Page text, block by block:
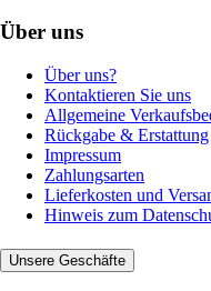
Über uns
Über uns?
Kontaktieren Sie uns
Allgemeine
Rückgabe & Erstattung
Impressum
Zahlungsarten
Lieferkosten und
Hinweis zum
Unsere Geschäfte